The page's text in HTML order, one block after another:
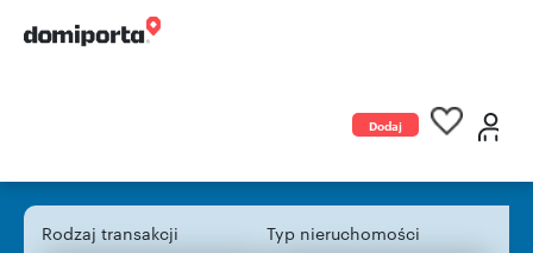
Dodaj
Rodzaj transakcji Typ nieruchomości